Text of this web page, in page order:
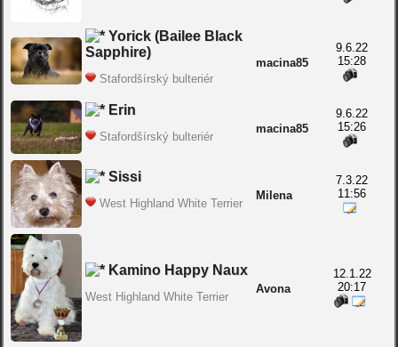
Yorick (Bailee Black
Sapphire)
Stafordšírský bulteriér
macina85
9.6.22
15:28
Erin
Stafordšírský bulteriér
macina85
9.6.22
15:26
Sissi
West Highland White Terrier
Milena
7.3.22
11:56
Kamino Happy Naux
West Highland White Terrier
Avona
12.1.22
20:17